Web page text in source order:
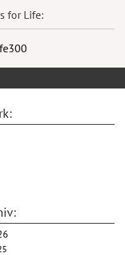
for Life: